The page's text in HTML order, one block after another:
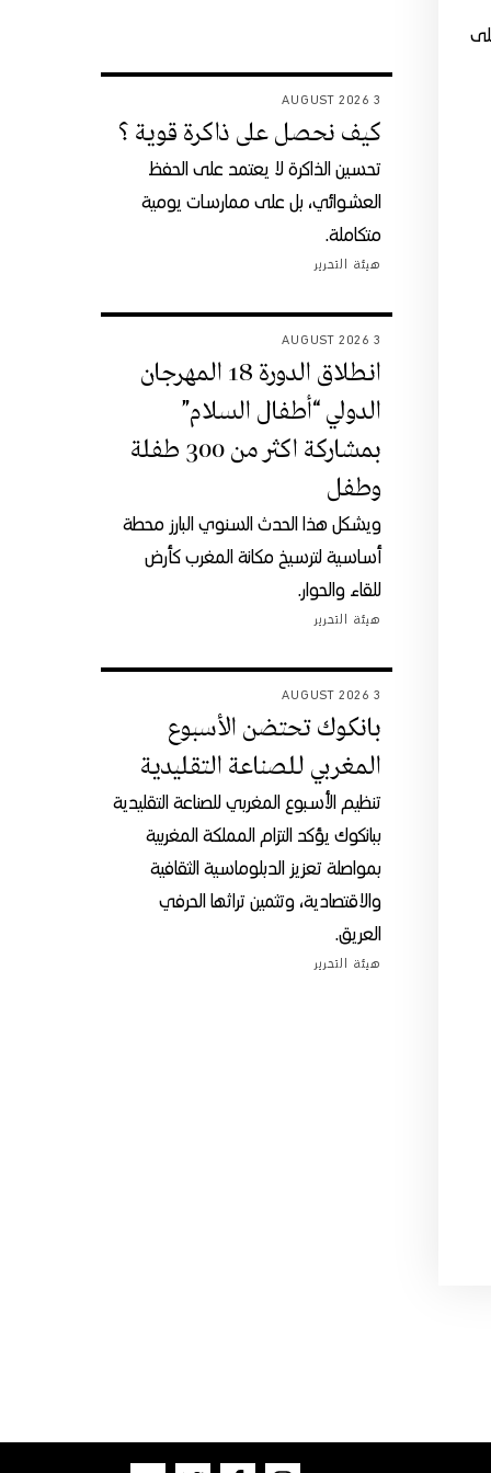
3 AUGUST 2026
كيف نحصل على ذاكرة قوية ؟
تحسين الذاكرة لا يعتمد على الحفظ
العشوائي، بل على ممارسات يومية
متكاملة.
هيئة التحرير
3 AUGUST 2026
انطلاق الدورة 18 المهرجان
الدولي “أطفال السلام”
بمشاركة اكثر من 300 طفلة
وطفل
ويشكل هذا الحدث السنوي البارز محطة
أساسية لترسيخ مكانة المغرب كأرض
للقاء والحوار.
هيئة التحرير
3 AUGUST 2026
بانكوك تحتضن الأسبوع
المغربي للصناعة التقليدية
تنظيم الأسبوع المغربي للصناعة التقليدية
ببانكوك يؤكد التزام المملكة المغربية
بمواصلة تعزيز الدبلوماسية الثقافية
والاقتصادية، وتثمين تراثها الحرفي
العريق.
هيئة التحرير